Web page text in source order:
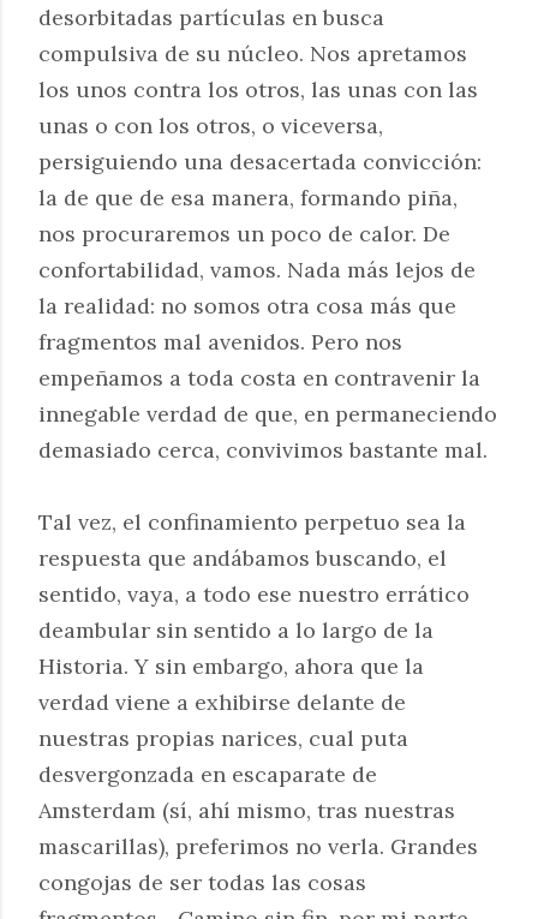
desorbitadas partículas en busca
compulsiva de su núcleo. Nos apretamos
los unos contra los otros, las unas con las
unas o con los otros, o viceversa,
persiguiendo una desacertada convicción:
la de que de esa manera, formando piña,
nos procuraremos un poco de calor. De
confortabilidad, vamos. Nada más lejos de
la realidad: no somos otra cosa más que
fragmentos mal avenidos. Pero nos
empeñamos a toda costa en contravenir la
innegable verdad de que, en permaneciendo
demasiado cerca, convivimos bastante mal.
Tal vez, el confinamiento perpetuo sea la
respuesta que andábamos buscando, el
sentido, vaya, a todo ese nuestro errático
deambular sin sentido a lo largo de la
Historia. Y sin embargo, ahora que la
verdad viene a exhibirse delante de
nuestras propias narices, cual puta
desvergonzada en escaparate de
Amsterdam (sí, ahí mismo, tras nuestras
mascarillas), preferimos no verla. Grandes
congojas de ser todas las cosas